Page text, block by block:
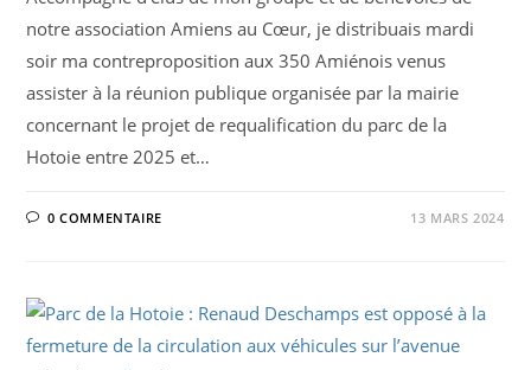
notre association Amiens au Cœur, je distribuais mardi
soir ma contreproposition aux 350 Amiénois venus
assister à la réunion publique organisée par la mairie
concernant le projet de requalification du parc de la
Hotoie entre 2025 et…
0 COMMENTAIRE 13 MARS 2024